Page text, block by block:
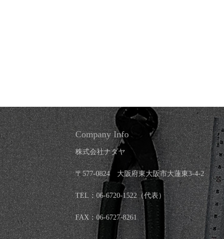
Company Info
株式会社ナダヤ
〒577-0824 大阪府東大阪市大蓮東3-4-2
TEL：06-6720-1522（代表）
FAX：06-6727-8261